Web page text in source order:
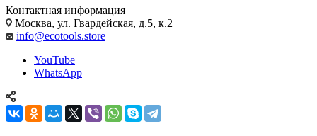
Контактная информация
Москва, ул. Гвардейская, д.5, к.2
info@ecotools.store
YouTube
WhatsApp